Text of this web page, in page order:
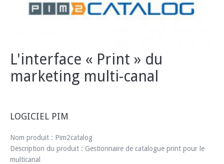
L'interface « Print » du
marketing multi-canal
LOGICIEL PIM
Nom produit : Pim2catalog
Description du produit : Gestionnaire de catalogue print pour le
multicanal